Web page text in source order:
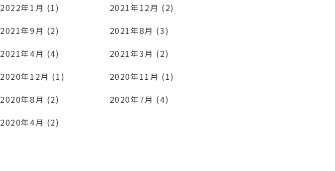
2022年1月 (1)
2021年12月 (2)
2021年9月 (2)
2021年8月 (3)
2021年4月 (4)
2021年3月 (2)
2020年12月 (1)
2020年11月 (1)
2020年8月 (2)
2020年7月 (4)
2020年4月 (2)